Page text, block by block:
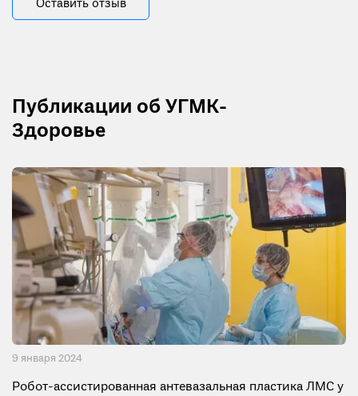
Оставить отзыв
Публикации об УГМК-
Здоровье
9 января 2024
Робот-ассистированная антевазальная пластика ЛМС у